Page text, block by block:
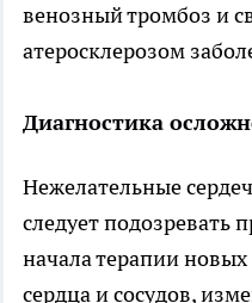
венозный тромбоз и
атеросклерозом
Диагностика
Нежелательные
следует подозревать
начала терапии
сердца и сосудов,